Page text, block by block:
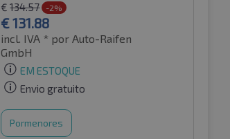
€ 134.57 -2%
€131.88
incl. IVA * por Auto-Raifen
GmbH
EM ESTOQUE
Envio gratuito
Pormenores